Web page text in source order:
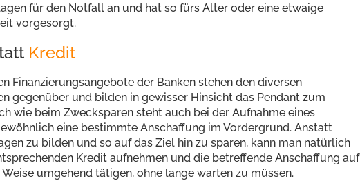
für den Notfall an und hat so fürs Alter oder eine etwaige
vorgesorgt.
Kredit
Finanzierungsangebote der Banken stehen den diversen
gegenüber und bilden in gewisser Hinsicht das Pendant zum
wie beim Zwecksparen steht auch bei der Aufnahme eines
eine bestimmte Anschaffung im Vordergrund. Anstatt
zu bilden und so auf das Ziel hin zu sparen, kann man natürlich
Kredit aufnehmen und die betreffende Anschaffung auf
umgehend tätigen, ohne lange warten zu müssen.